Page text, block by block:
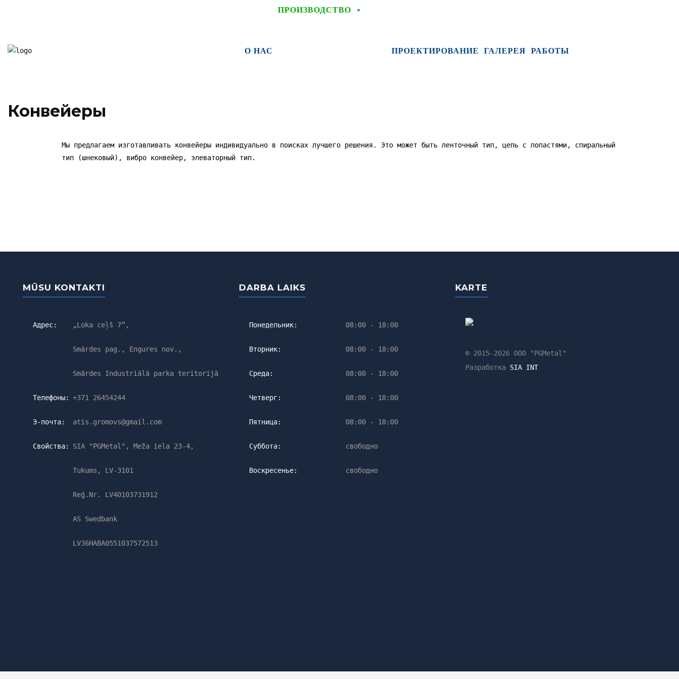
О НАС
ПРОИЗВОДСТВО
ПРОЕКТИРОВАНИЕ ГАЛЕРЕЯ РАБОТЫ
Конвейеры
Мы предлагаем изготавливать конвейеры индивидуально в поисках лучшего решения. Это может быть ленточный тип, цепь с лопастями, спиральный
тип (шнековый), вибро конвейер, элеваторный тип.
MŪSU KONTAKTI
Адрес: „Loka ceļš 7”,
Smārdes pag., Engures nov.,
Smārdes Industriālā parka teritorijā
Телефоны: +371 26454244
Э-почта: atis.gromovs@gmail.com
Свойства: SIA "PGMetal", Meža iela 23-4,
Tukums, LV-3101
Reģ.Nr. LV40103731912
AS Swedbank
LV36HABA0551037572513
DARBA LAIKS
Понедельник: 08:00 - 18:00
Вторник: 08:00 - 18:00
Среда: 08:00 - 18:00
Четверг: 08:00 - 18:00
Пятница: 08:00 - 18:00
Суббота: свободно
Воскресенье: свободно
KARTE
© 2015-2026 ООО "PGMetal"
Разработка SIA INT